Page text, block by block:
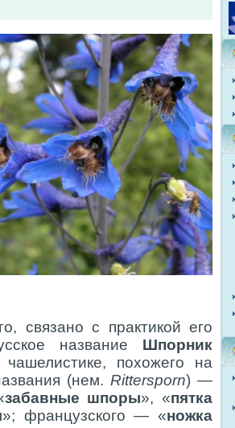
связано с практикой его
название Шпорник
похожего на
(нем. Rittersporn) —
забавные шпоры», «пятка
»; французского — «ножка